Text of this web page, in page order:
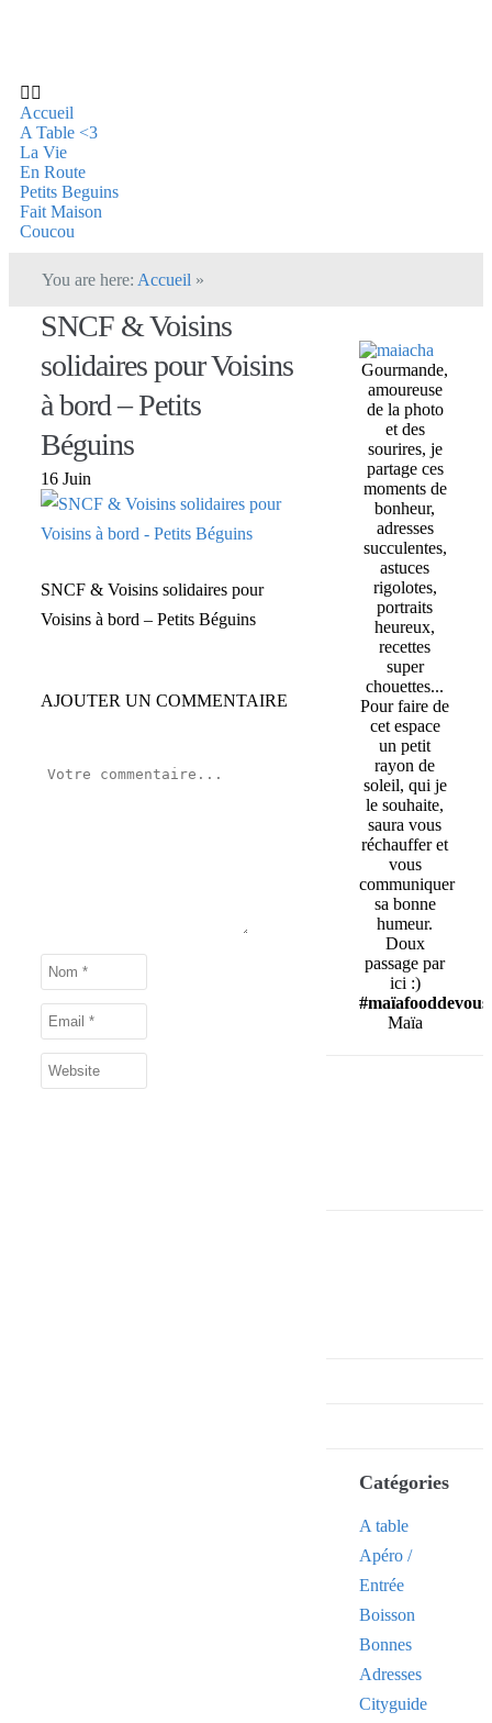
Accueil
A Table <3
La Vie
En Route
Petits Beguins
Fait Maison
Coucou
You are here: Accueil »
SNCF & Voisins
solidaires pour Voisins
à bord – Petits
Béguins
16 Juin
SNCF & Voisins solidaires pour
Voisins à bord – Petits Béguins
AJOUTER UN COMMENTAIRE
Gourmande,
amoureuse
de la photo
et des
sourires, je
partage ces
moments de
bonheur,
adresses
succulentes,
astuces
rigolotes,
portraits
heureux,
recettes
super
chouettes...
Pour faire de
cet espace
un petit
rayon de
soleil, qui je
le souhaite,
saura vous
réchauffer et
vous
communiquer
sa bonne
humeur.
Doux
passage par
ici :)
#maïafooddevous
Maïa
Catégories
A table
Apéro /
Entrée
Boisson
Bonnes
Adresses
Cityguide